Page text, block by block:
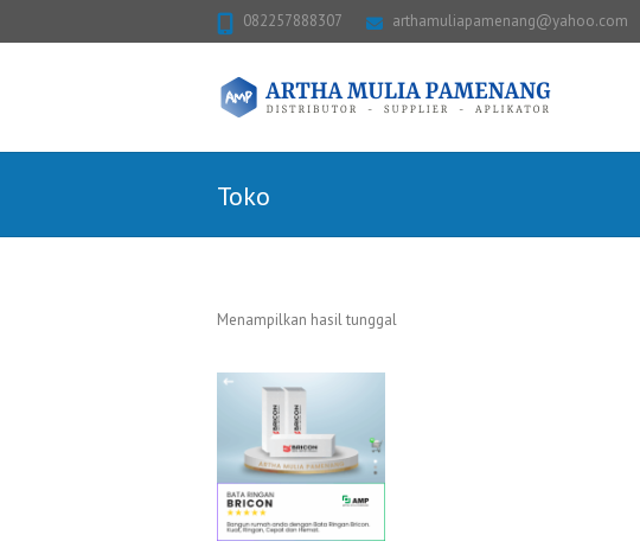
082257888307 arthamuliapamenang@yahoo.com
Toko
Menampilkan hasil tunggal